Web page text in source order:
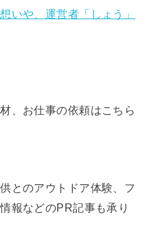
いや、運営者「しょう」
、お仕事の依頼はこちら
とのアウトドア体験、フ
報などのPR記事も承り